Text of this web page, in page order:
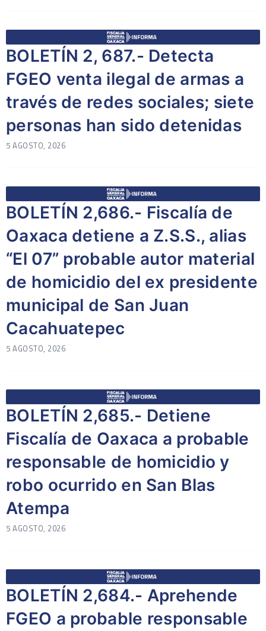
BOLETÍN 2, 687.- Detecta
FGEO venta ilegal de armas a
través de redes sociales; siete
personas han sido detenidas
5 AGOSTO, 2026
BOLETÍN 2,686.- Fiscalía de
Oaxaca detiene a Z.S.S., alias
“El 07” probable autor material
de homicidio del ex presidente
municipal de San Juan
Cacahuatepec
5 AGOSTO, 2026
BOLETÍN 2,685.- Detiene
Fiscalía de Oaxaca a probable
responsable de homicidio y
robo ocurrido en San Blas
Atempa
5 AGOSTO, 2026
BOLETÍN 2,684.- Aprehende
FGEO a probable responsable